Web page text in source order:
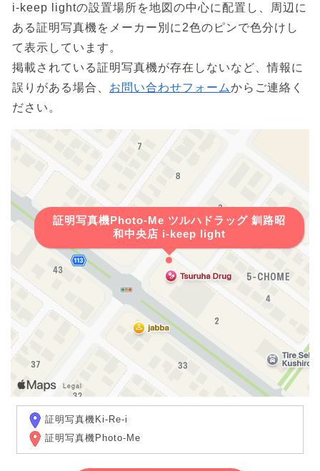
i-keep lightの設置場所を地図の中心に配置し、周辺に
ある証明写真機をメーカー別に2色のピンで色分けし
て表示しています。
掲載されている証明写真機が存在しないなど、情報に
誤りがある場合、 お問い合わせフォームからご連絡く
ださい。
証明写真機Photo-Me ツルハドラッグ 釧路昭
和中央店 i-keep light
証明写真機Ki-Re-i
証明写真機Photo-Me